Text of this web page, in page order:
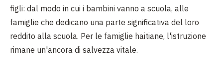
figli: dal modo in cui i bambini vanno a scuola, alle
famiglie che dedicano una parte significativa del loro
reddito alla scuola. Per le famiglie haitiane, l'istruzione
rimane un'ancora di salvezza vitale.